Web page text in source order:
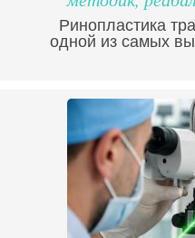
Ринопластика
одной из самых